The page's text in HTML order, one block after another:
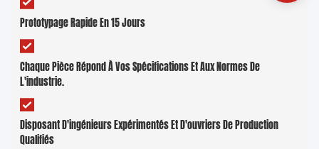
Prototypage Rapide En 15 Jours
Chaque Pièce Répond À Vos Spécifications Et Aux Normes De
L'industrie.
Disposant D'ingénieurs Expérimentés Et D'ouvriers De Production
Qualifiés